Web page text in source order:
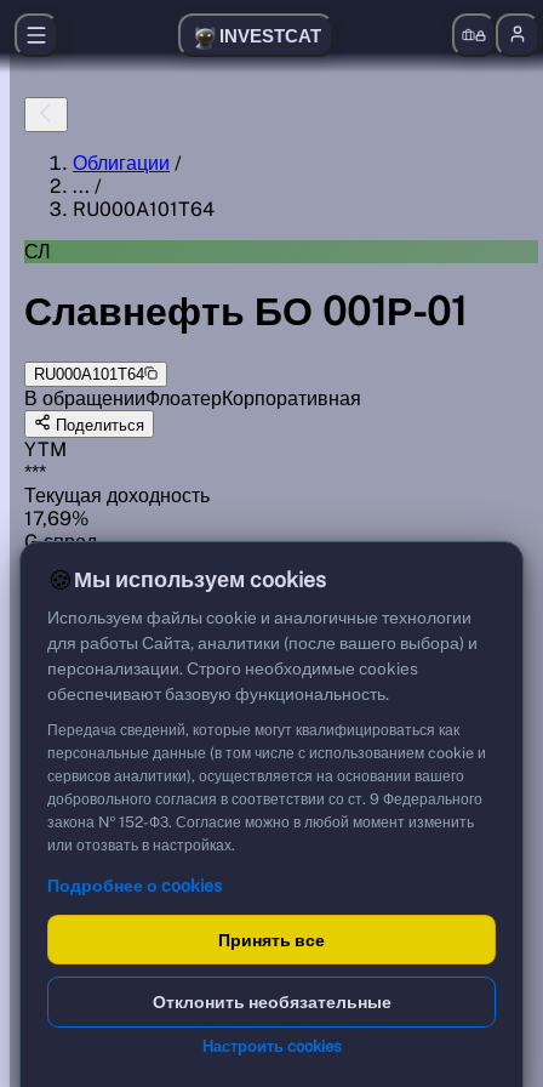
INVESTCAT
Облигации /
... /
RU000A101T64
СЛ
Славнефть БО 001Р-01
RU000A101T64
В обращенииФлоатерКорпоративная
Поделиться
YTM
***
Текущая доходность
17,69%
G спред
Цена
102,87 %
1 028,70 ₽
Срок, лет
3,82
Дюрация, лет
0,78
Рейтинг
Тип
Корпоративная
Флоатер
Доходность и цена
YTM эффективная
11.06.2027
🍪Мы используем cookies
Используем файлы cookie и аналогичные технологии
для работы Сайта, аналитики (после вашего выбора) и
персонализации. Строго необходимые cookies
обеспечивают базовую функциональность.
Передача сведений, которые могут квалифицироваться как
персональные данные (в том числе с использованием cookie и
сервисов аналитики), осуществляется на основании вашего
добровольного согласия в соответствии со ст. 9 Федерального
закона № 152-ФЗ. Согласие можно в любой момент изменить
или отозвать в настройках.
Подробнее о cookies
Принять все
Отклонить необязательные
Настроить cookies